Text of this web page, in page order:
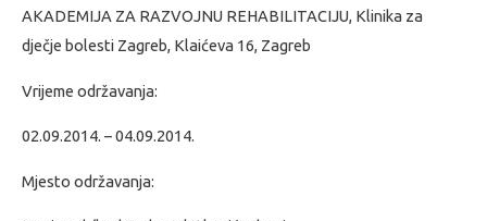
AKADEMIJA ZA RAZVOJNU REHABILITACIJU, Klinika za
dječje bolesti Zagreb, Klaićeva 16, Zagreb
Vrijeme održavanja:
02.09.2014. – 04.09.2014.
Mjesto održavanja: